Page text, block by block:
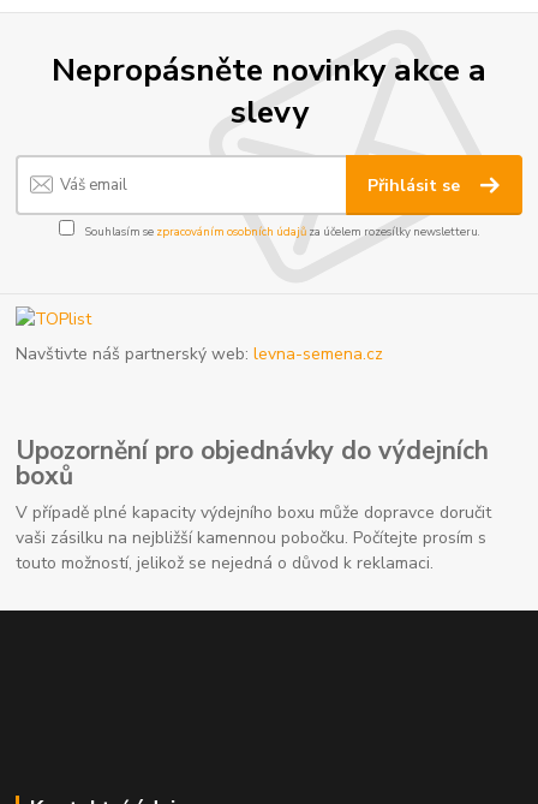
Nepropásněte novinky akce a
slevy
Přihlásit se
Souhlasím se zpracováním osobních údajůza účelem rozesílky newsletteru.
Navštivte náš partnerský web:levna-semena.cz
Upozornění pro objednávky do výdejních
boxů
V případě plné kapacity výdejního boxu může dopravce doručit
vaši zásilku na nejbližší kamennou pobočku. Počítejte prosím s
touto možností, jelikož se nejedná o důvod k reklamaci.